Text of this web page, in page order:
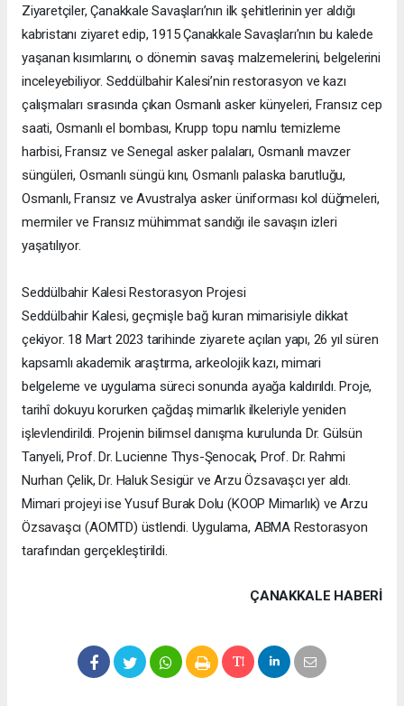
Ziyaretçiler, Çanakkale Savaşları’nın ilk şehitlerinin yer aldığı
kabristanı ziyaret edip, 1915 Çanakkale Savaşları’nın bu kalede
yaşanan kısımlarını, o dönemin savaş malzemelerini, belgelerini
inceleyebiliyor. Seddülbahir Kalesi’nin restorasyon ve kazı
çalışmaları sırasında çıkan Osmanlı asker künyeleri, Fransız cep
saati, Osmanlı el bombası, Krupp topu namlu temizleme
harbisi, Fransız ve Senegal asker palaları, Osmanlı mavzer
süngüleri, Osmanlı süngü kını, Osmanlı palaska barutluğu,
Osmanlı, Fransız ve Avustralya asker üniforması kol düğmeleri,
mermiler ve Fransız mühimmat sandığı ile savaşın izleri
yaşatılıyor.
Seddülbahir Kalesi Restorasyon Projesi
Seddülbahir Kalesi, geçmişle bağ kuran mimarisiyle dikkat
çekiyor. 18 Mart 2023 tarihinde ziyarete açılan yapı, 26 yıl süren
kapsamlı akademik araştırma, arkeolojik kazı, mimari
belgeleme ve uygulama süreci sonunda ayağa kaldırıldı. Proje,
tarihî dokuyu korurken çağdaş mimarlık ilkeleriyle yeniden
işlevlendirildi. Projenin bilimsel danışma kurulunda Dr. Gülsün
Tanyeli, Prof. Dr. Lucienne Thys-Şenocak, Prof. Dr. Rahmi
Nurhan Çelik, Dr. Haluk Sesigür ve Arzu Özsavaşcı yer aldı.
Mimari projeyi ise Yusuf Burak Dolu (KOOP Mimarlık) ve Arzu
Özsavaşcı (AOMTD) üstlendi. Uygulama, ABMA Restorasyon
tarafından gerçekleştirildi.
ÇANAKKALE HABERİ